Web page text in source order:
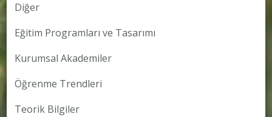
Diğer
Eğitim Programları ve Tasarımı
Kurumsal Akademiler
Öğrenme Trendleri
Teorik Bilgiler